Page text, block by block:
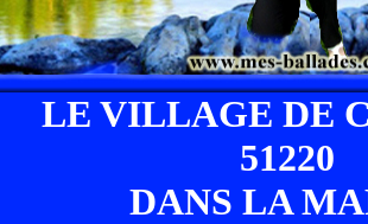
LE VILLAGE DE
51220
DANS LA